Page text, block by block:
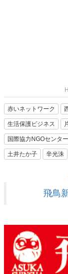
赤いネットワーク
生活保護ビジネス
国際協力NGOセンター
土井たか子 辛光洙
飛鳥